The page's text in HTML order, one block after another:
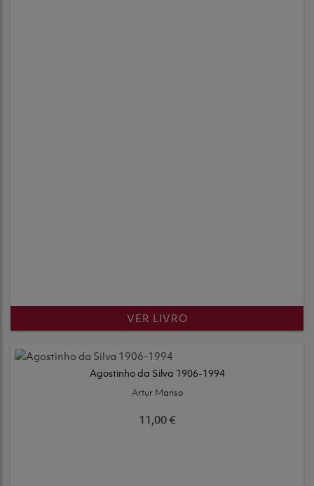
VER LIVRO
Agostinho da Silva 1906-1994
Artur Manso
11,00 €